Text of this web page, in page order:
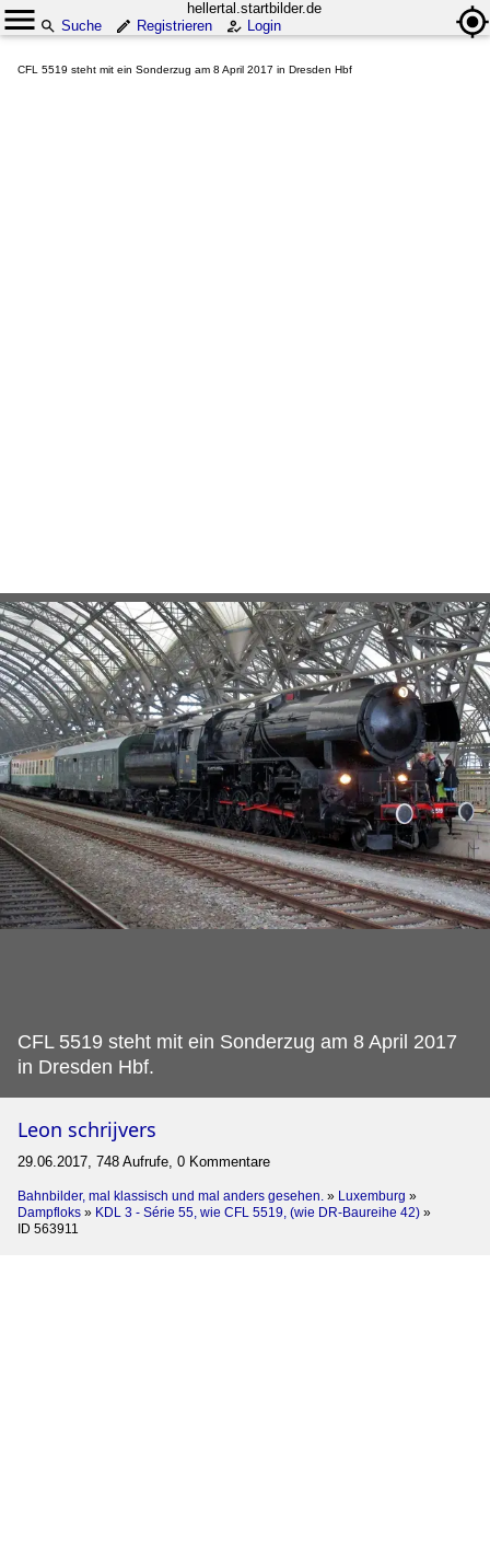
hellertal.startbilder.de
Suche
Registrieren Login
CFL 5519 steht mit ein Sonderzug am 8 April 2017 in Dresden Hbf
CFL 5519 steht mit ein Sonderzug am 8 April 2017
in Dresden Hbf.
Leon schrijvers
29.06.2017, 748 Aufrufe, 0 Kommentare
Bahnbilder, mal klassisch und mal anders gesehen. » Luxemburg »
Dampfloks » KDL 3 - Série 55, wie CFL 5519, (wie DR-Baureihe 42) »
ID 563911